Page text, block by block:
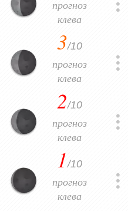
прогноз
клева
3/10
прогноз
клева
2/10
прогноз
клева
1/10
прогноз
клева